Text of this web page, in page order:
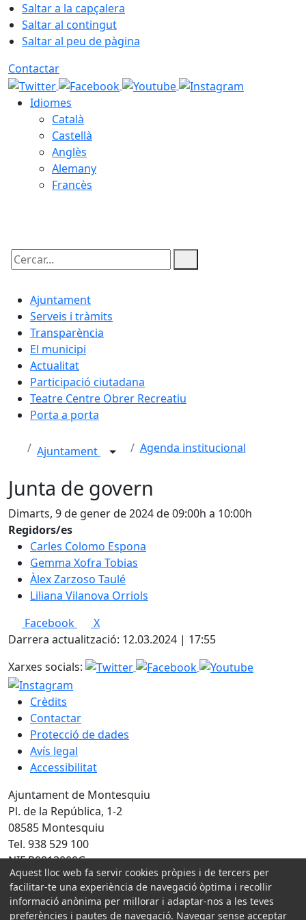
Saltar a la capçalera
Saltar al contingut
Saltar al peu de pàgina
Contactar
Idiomes
Català
Castellà
Anglès
Alemany
Francès
Cercar:
Ajuntament
Serveis i tràmits
Transparència
El municipi
Actualitat
Participació ciutadana
Teatre Centre Obrer Recreatiu
Porta a porta
Ajuntament Agenda institucional
Junta de govern
Dimarts, 9 de gener de 2024 de 09:00h a 10:00h
Regidors/es
Carles Colomo Espona
Gemma Xofra Tobias
Àlex Zarzoso Taulé
Liliana Vilanova Orriols
Facebook
X
Darrera actualització: 12.03.2024 | 17:55
Xarxes socials:
Crèdits
Contactar
Protecció de dades
Avís legal
Accessibilitat
Ajuntament de Montesquiu
Pl. de la República, 1-2
08585 Montesquiu
Tel. 938 529 100
NIF P0813000G
Amb la col·laboració de:
Aquest lloc web fa servir cookies pròpies i de tercers per
facilitar-te una experiència de navegació òptima i recollir
informació anònima per millorar i adaptar-nos a les teves
preferències i pautes de navegació. Navegar sense acceptar